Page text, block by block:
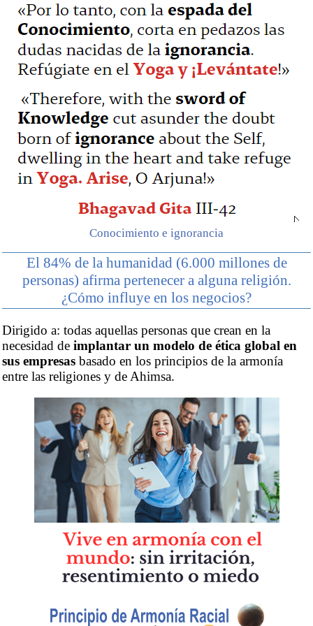
Conocimiento e ignorancia
El 84% de la humanidad (6.000 millones de
personas) afirma pertenecer a alguna religión.
¿Cómo influye en los negocios?
Dirigido a: todas aquellas personas que crean en la
necesidad de implantar un modelo de ética global en
sus empresas basado en los principios de la armonía
entre las religiones y de Ahimsa.